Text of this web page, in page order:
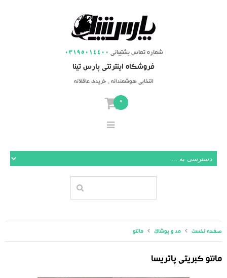
03195014400 شماره تماس پشتیبانی
فروشگاه اینترنتی پارس تینا
انتخابی هوشمندانه ، خریدی عاقلانه
0
صفحه نخست مد و پوشاک مانتو
مانتو کبریتی پاتریسا